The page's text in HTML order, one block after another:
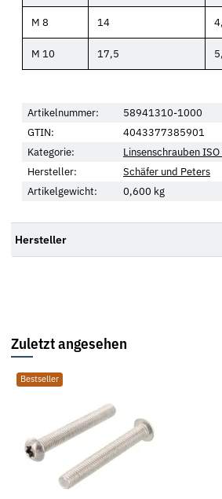
M 8 14
M 10 17,5
Artikelnummer:
58941310-1000
GTIN:
4043377385901
Kategorie:
Linsenschrauben
Hersteller:
Schäfer und Peters
Artikelgewicht:
0,600 kg
Hersteller
Zuletzt angesehen
Bestseller